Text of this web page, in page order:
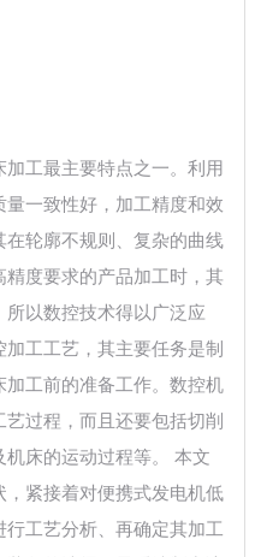
工最主要特点之一。利用
一致性好，加工精度和效
轮廓不规则、复杂的曲线
度要求的产品加工时，其
以数控技术得以广泛应
工工艺，其主要任务是制
工前的准备工作。数控机
过程，而且还要包括切削
床的运动过程等。 本文
紧接着对便携式发电机低
工艺分析、再确定其加工